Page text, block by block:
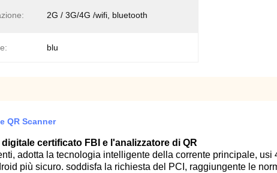
2G / 3G/4G /wifi, bluetooth
blu
QR Scanner
certificato FBI e l'analizzatore di QR
adotta la tecnologia intelligente della corrente principale, usi
più sicuro. soddisfa la richiesta del PCI, raggiungente le